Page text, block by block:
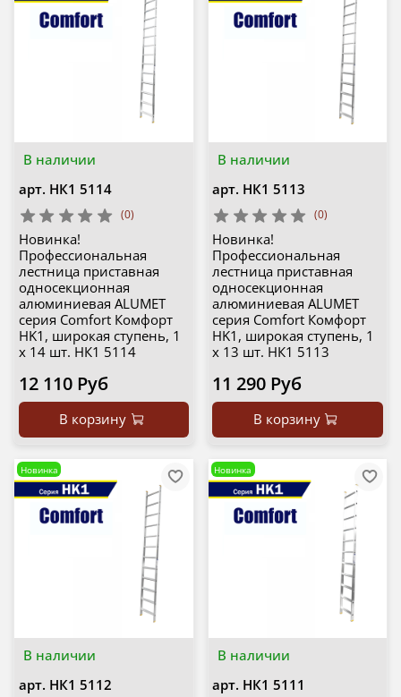
В наличии
арт. НК1 5114
(0)
Новинка!
Профессиональная
лестница приставная
односекционная
алюминиевая ALUMET
серия Comfort Комфорт
HK1, широкая ступень, 1
х 14 шт. НК1 5114
12 110 Руб
В корзину
В наличии
арт. НК1 5113
(0)
Новинка!
Профессиональная
лестница приставная
односекционная
алюминиевая ALUMET
серия Comfort Комфорт
HK1, широкая ступень, 1
х 13 шт. НК1 5113
11 290 Руб
В корзину
В наличии
Новинка
арт. НК1 5112
В наличии
Новинка
арт. НК1 5111